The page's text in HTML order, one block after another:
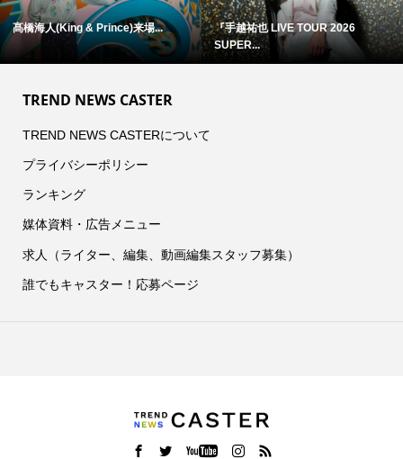
髙橋海人(King & Prince)来場...
『手越祐也 LIVE TOUR 2026
SUPER...
TREND NEWS CASTER
TREND NEWS CASTERについて
プライバシーポリシー
ランキング
媒体資料・広告メニュー
求人（ライター、編集、動画編集スタッフ募集）
誰でもキャスター！応募ページ